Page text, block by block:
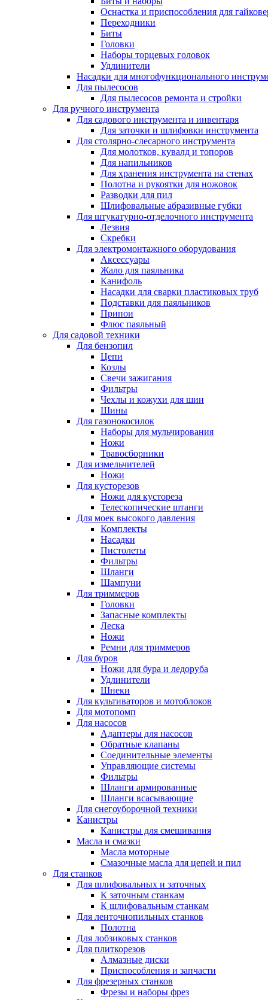
Оснастка и приспособления для
Переходники
Биты
Головки
Наборы торцевых головок
Удлинители
Насадки для многофункционального
Для пылесосов
Для пылесосов ремонта и стройки
Для ручного инструмента
Для садового инструмента и инвентаря
Для заточки и шлифовки инструмента
Для столярно-слесарного инструмента
Для молотков, кувалд и топоров
Для напильников
Для хранения инструмента на стенах
Полотна и рукоятки для ножовок
Разводки для пил
Шлифовальные абразивные губки
Для штукатурно-отделочного инструмента
Лезвия
Скребки
Для электромонтажного оборудования
Аксессуары
Жало для паяльника
Канифоль
Насадки для сварки пластиковых труб
Подставки для паяльников
Припои
Флюс паяльный
Для садовой техники
Для бензопил
Цепи
Козлы
Свечи зажигания
Фильтры
Чехлы и кожухи для шин
Шины
Для газонокосилок
Наборы для мульчирования
Ножи
Травосборники
Для измельчителей
Ножи
Для кусторезов
Ножи для кустореза
Телескопические штанги
Для моек высокого давления
Комплекты
Насадки
Пистолеты
Фильтры
Шланги
Шампуни
Для триммеров
Головки
Запасные комплекты
Леска
Ножи
Ремни для триммеров
Для буров
Ножи для бура и ледоруба
Удлинители
Шнеки
Для культиваторов и мотоблоков
Для мотопомп
Для насосов
Адаптеры для насосов
Обратные клапаны
Соединительные элементы
Управляющие системы
Фильтры
Шланги армированные
Шланги всасывающие
Для снегоуборочной техники
Канистры
Канистры для смешивания
Масла и смазки
Масла моторные
Смазочные масла для цепей и пил
Для станков
Для шлифовальных и заточных
К заточным станкам
К шлифовальным станкам
Для ленточнопильных станков
Полотна
Для лобзиковых станков
Для плиткорезов
Алмазные диски
Приспособления и запчасти
Для фрезерных станков
Фрезы и наборы фрез